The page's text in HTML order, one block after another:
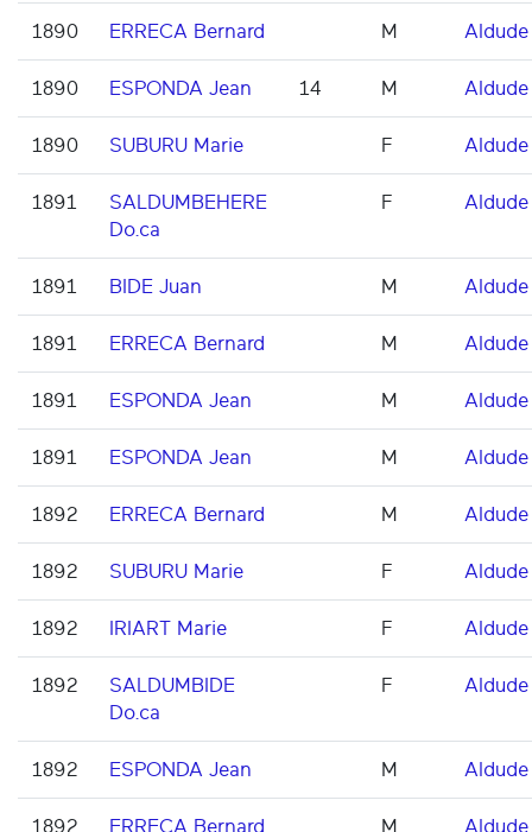
1890 ERRECA Bernard M Aldude
1890 ESPONDA Jean 14 M Aldude
1890 SUBURU Marie F Aldude
1891
SALDUMBEHERE
Do.ca
F Aldude
1891 BIDE Juan M Aldude
1891 ERRECA Bernard M Aldude
1891 ESPONDA Jean M Aldude
1891 ESPONDA Jean M Aldude
1892 ERRECA Bernard M Aldude
1892 SUBURU Marie F Aldude
1892 IRIART Marie F Aldude
1892
SALDUMBIDE
Do.ca
F Aldude
1892 ESPONDA Jean M Aldude
1892 ERRECA Bernard M Aldude